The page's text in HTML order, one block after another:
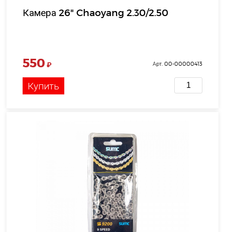
Камера 26" Chaoyang 2.30/2.50
550 ₽ Арт. 00-00000413
Купить